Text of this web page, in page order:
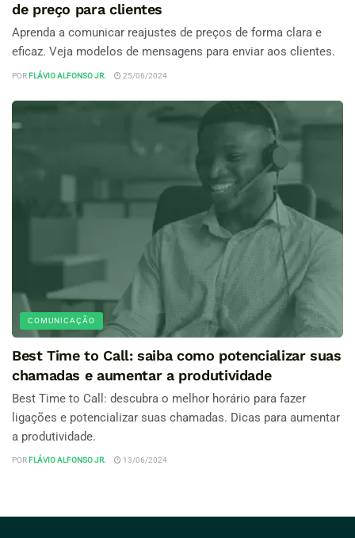
de preço para clientes
Aprenda a comunicar reajustes de preços de forma clara e
eficaz. Veja modelos de mensagens para enviar aos clientes.
POR FLÁVIO ALFONSO JR. 25/06/2024
COMUNICAÇÃO
Best Time to Call: saiba como potencializar suas
chamadas e aumentar a produtividade
Best Time to Call: descubra o melhor horário para fazer
ligações e potencializar suas chamadas. Dicas para aumentar
a produtividade.
POR FLÁVIO ALFONSO JR. 13/06/2024